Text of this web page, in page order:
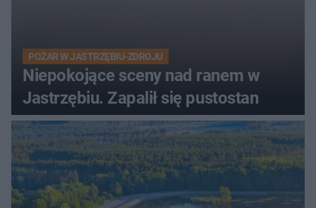
POŻAR W JASTRZĘBIU-ZDROJU
Niepokojące sceny nad ranem w
Jastrzębiu. Zapalił się pustostan